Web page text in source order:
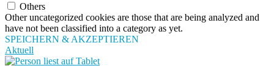
Others
Other uncategorized cookies are those that are being analyzed and
have not been classified into a category as yet.
SPEICHERN & AKZEPTIEREN
Aktuell